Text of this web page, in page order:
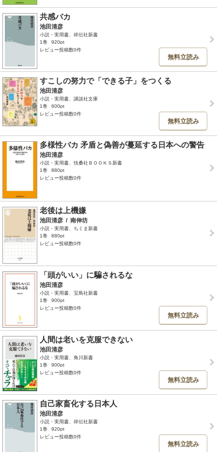
共感バカ
池田清彦
小説・実用書、祥伝社新書
1巻
920pt
レビュー投稿数0件
無料立読み
すこしの努力で「できる子」をつくる
池田清彦
小説・実用書、講談社文庫
1巻
600pt
レビュー投稿数0件
無料立読み
多様性バカ 矛盾と偽善が蔓延する日本への警告
池田清彦
小説・実用書、扶桑社ＢＯＯＫＳ新書
1巻
880pt
レビュー投稿数0件
老後は上機嫌
池田清彦 / 南伸坊
小説・実用書、ちくま新書
1巻
880pt
レビュー投稿数0件
「頭がいい」に騙されるな
池田清彦
小説・実用書、宝島社新書
1巻
900pt
レビュー投稿数0件
無料立読み
人間は老いを克服できない
池田清彦
小説・実用書、角川新書
1巻
900pt
レビュー投稿数0件
無料立読み
自己家畜化する日本人
池田清彦
小説・実用書、祥伝社新書
1巻
920pt
レビュー投稿数0件
無料立読み